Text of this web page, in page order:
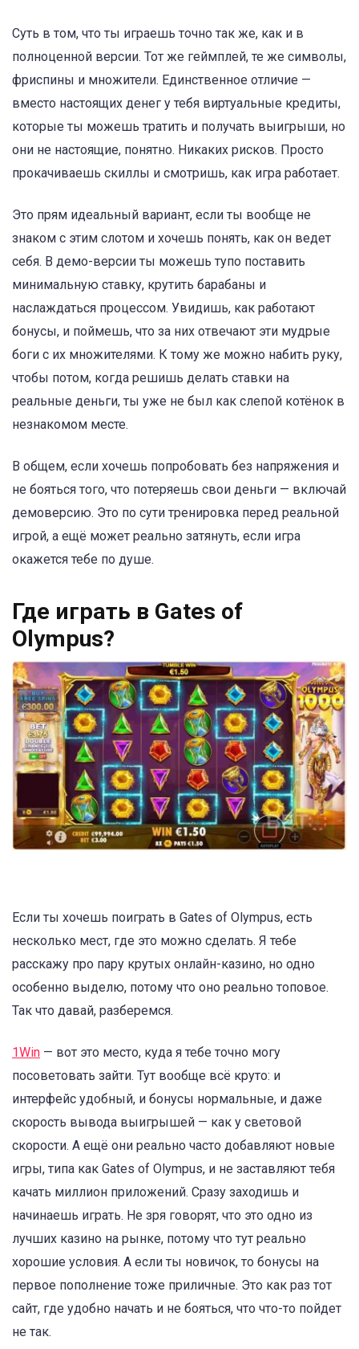
Суть в том, что ты играешь точно так же, как и в
полноценной версии. Тот же геймплей, те же символы,
фриспины и множители. Единственное отличие —
вместо настоящих денег у тебя виртуальные кредиты,
которые ты можешь тратить и получать выигрыши, но
они не настоящие, понятно. Никаких рисков. Просто
прокачиваешь скиллы и смотришь, как игра работает.
Это прям идеальный вариант, если ты вообще не
знаком с этим слотом и хочешь понять, как он ведет
себя. В демо-версии ты можешь тупо поставить
минимальную ставку, крутить барабаны и
наслаждаться процессом. Увидишь, как работают
бонусы, и поймешь, что за них отвечают эти мудрые
боги с их множителями. К тому же можно набить руку,
чтобы потом, когда решишь делать ставки на
реальные деньги, ты уже не был как слепой котёнок в
незнакомом месте.
В общем, если хочешь попробовать без напряжения и
не бояться того, что потеряешь свои деньги — включай
демоверсию. Это по сути тренировка перед реальной
игрой, а ещё может реально затянуть, если игра
окажется тебе по душе.
Где играть в Gates of
Olympus?
Если ты хочешь поиграть в Gates of Olympus, есть
несколько мест, где это можно сделать. Я тебе
расскажу про пару крутых онлайн-казино, но одно
особенно выделю, потому что оно реально топовое.
Так что давай, разберемся.
1Win — вот это место, куда я тебе точно могу
посоветовать зайти. Тут вообще всё круто: и
интерфейс удобный, и бонусы нормальные, и даже
скорость вывода выигрышей — как у световой
скорости. А ещё они реально часто добавляют новые
игры, типа как Gates of Olympus, и не заставляют тебя
качать миллион приложений. Сразу заходишь и
начинаешь играть. Не зря говорят, что это одно из
лучших казино на рынке, потому что тут реально
хорошие условия. А если ты новичок, то бонусы на
первое пополнение тоже приличные. Это как раз тот
сайт, где удобно начать и не бояться, что что-то пойдет
не так.